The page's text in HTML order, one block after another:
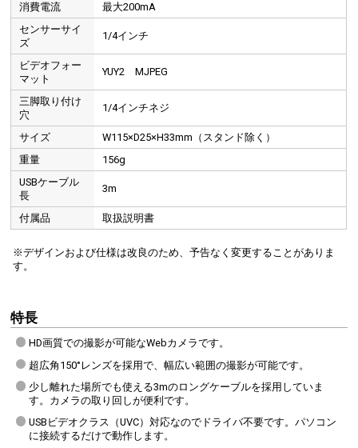
消費電流
最大200mA
センサーサイ
ズ
1/4インチ
ビデオフォー
マット
YUY2 MJPEG
三脚取り付け
穴
1/4インチネジ
サイズ
W115×D25×H33mm（スタンド除く）
重量
156g
USBケーブル
長
3m
付属品 取扱説明書
※デザインおよび仕様は改良のため、予告なく変更することがありま
す。
特長
HD画質での撮影が可能なWebカメラです。
超広角150°レンズを採用で、幅広い範囲の撮影が可能です。
少し離れた場所でも使える3mのロングケーブルを採用していま
す。カメラの取り回しが便利です。
USBビデオクラス（UVC）対応なのでドライバ不要です。パソコン
に接続するだけで動作します。